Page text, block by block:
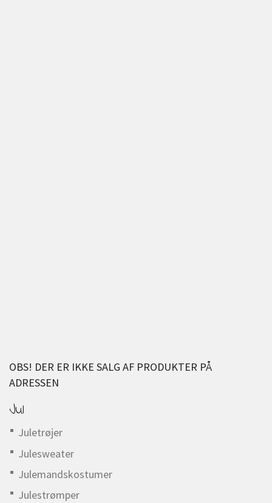
OBS! DER ER IKKE SALG AF PRODUKTER PÅ
ADRESSEN
Jul
Juletrøjer
Julesweater
Julemandskostumer
Julestrømper